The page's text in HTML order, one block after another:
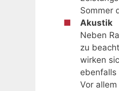
Sommer
Akustik
Neben
zu
wirken
ebenfalls
Vor